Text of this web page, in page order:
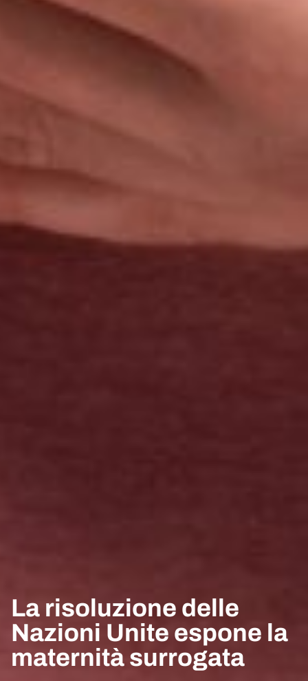
La risoluzione delle
Nazioni Unite espone la
maternità surrogata